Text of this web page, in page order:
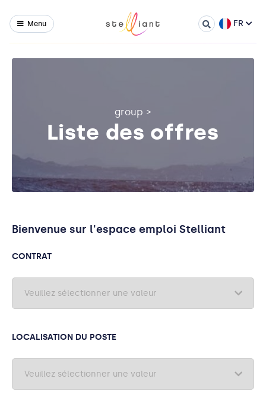
Menu FR
group >
Liste des offres
Bienvenue sur l'espace emploi Stelliant
CONTRAT
LOCALISATION DU POSTE